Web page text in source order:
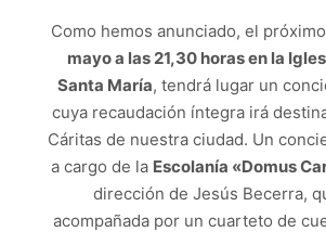
Como hemos anunciado, el próximo
mayo a las 21,30 horas en la
Santa María, tendrá lugar un
cuya recaudación íntegra irá
Cáritas de nuestra ciudad. Un
a cargo de la Escolanía «Domus
dirección de Jesús Becerra,
acompañada por un cuarteto de